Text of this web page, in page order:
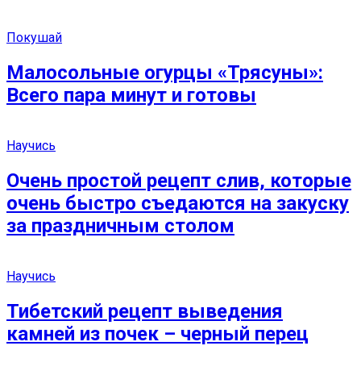
Покушай
Малосольные огурцы «Трясуны»:
Всего пара минут и готовы
Научись
Очень простой рецепт слив, которые
очень быстро съедаются на закуску
за праздничным столом
Научись
Тибетский рецепт выведения
камней из почек – черный перец